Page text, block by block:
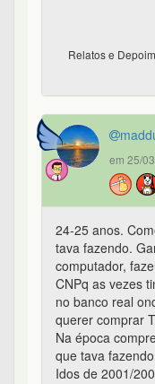
Relatos e
em 25/
24-25 anos.
tava fazendo.
computador,
CNPq as vezes
no banco real
querer comprar
Na época
que tava
Idos de 2001/